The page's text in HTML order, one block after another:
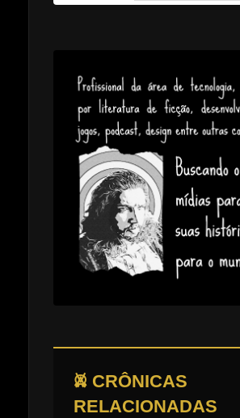
𖤙 CRÔNICAS
RELACIONADAS